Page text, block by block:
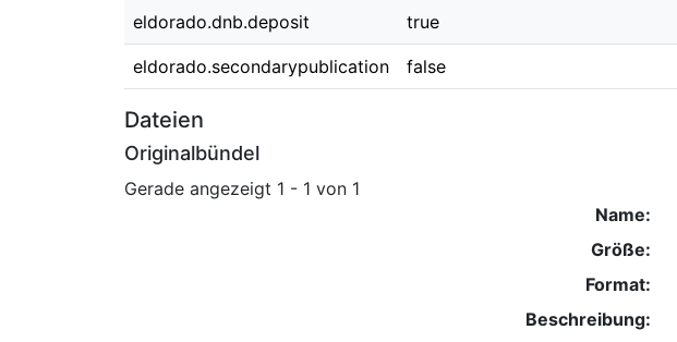
eldorado.dnb.deposit true
eldorado.secondarypublication false
Dateien
Originalbündel
Gerade angezeigt 1 - 1 von 1
Name:
Größe:
Format:
Beschreibung: